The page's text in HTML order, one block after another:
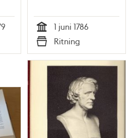
Tid
1 juni 1786
Typ
Ritning